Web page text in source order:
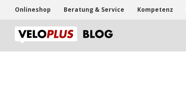
Onlineshop Beratung & Service Kompetenz